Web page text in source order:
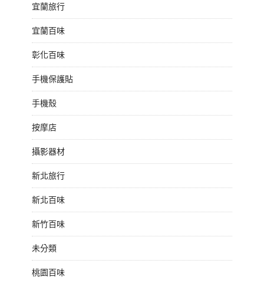
宜蘭旅行
宜蘭百味
彰化百味
手機保護貼
手機殼
按摩店
攝影器材
新北旅行
新北百味
新竹百味
未分類
桃園百味